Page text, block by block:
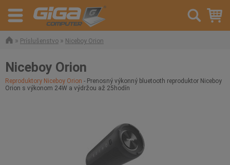
» Príslušenstvo » Niceboy Orion
Niceboy Orion
Reproduktory Niceboy Orion - Prenosný výkonný bluetooth reproduktor Niceboy
Orion s výkonom 24W a výdržou až 25hodín